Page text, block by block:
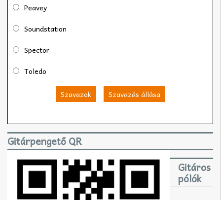
Peavey
Soundstation
Spector
Toledo
Szavazok Szavazás állása
Gitárpengető QR
Gitáros
pólók